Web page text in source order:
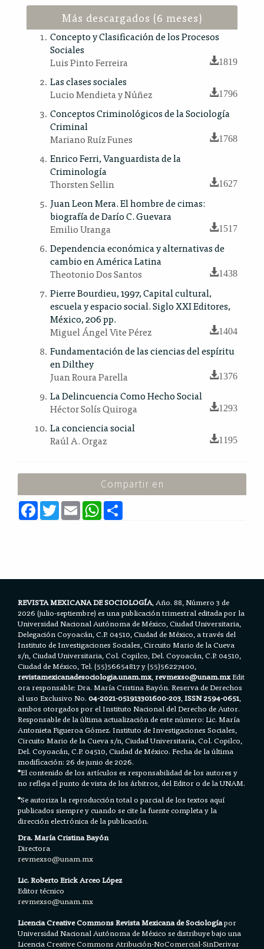
Más descargados (6 meses)
Concepto y Clasificación de los Procesos
Sociales
Luis Pinto Ferreira
1819
Las clases sociales
Lucio Mendieta y Núñez
1796
Conceptos Criminológicos de la Sociología
Criminal
Mariano Ruíz Funes
1768
Enrico Ferri, Vanguardista de la
Criminología
Thorsten Sellin
1627
Juan Leon Mera. El hombre de cimas:
biografía de Darío C. Guevara
Emilio Uranga
1517
Dependencia económica y alternativas de
cambio en América Latina
Theotonio Dos Santos
1438
Pierre Bourdieu, 1997, Capital cultural,
escuela y espacio social. Siglo XXI Editores,
México, 206 pp.
Miguel Ángel Vite Pérez
1404
Fundamentación de las ciencias del espíritu
en Dilthey
Juan Roura Parella
1376
La Delincuencia Como Hecho Social
Héctor Solís Quiroga
1293
La conciencia social
Raúl A. Orgaz
1195
Compartir en
F
a
c
T
w
E
m
a
W
h
a
REVISTA MEXICANA DE SOCIOLOGÍA, Año. 88, Número 3 de
2026 (julio-septiembre) es una publicación trimestral editada por la
Universidad Nacional Autónoma de México, Ciudad Universitaria,
Delegación Coyoacán, C.P. 04510, Ciudad de México, a través del
Instituto de Investigaciones Sociales, Circuito Mario de la Cueva
s/n, Ciudad Universitaria, Col. Copilco, Del. Coyoacán, C.P. 04510,
Ciudad de México, Tel. (55)56654817 y (55)56227400,
revistamexicanadesociologia.unam.mx,revmexso@unam.mxEdit
ora responsable: Dra. María Cristina Bayón. Reserva de Derechos
al uso Exclusivo No.04-2021-051913301600-203,ISSN 2594-0651,
ambos otorgados por el Instituto Nacional del Derecho de Autor.
Responsable de la última actualización de este número: Lic. María
Antonieta Figueroa Gómez. Instituto de Investigaciones Sociales,
Circuito Mario de la Cueva s/n, Ciudad Universitaria, Col. Copilco,
Del. Coyoacán, C.P. 04510, Ciudad de México. Fecha de la última
modificación: 26 de junio de 2026.
*El contenido de los artículos es responsabilidad de los autores y
no refleja el punto de vista de los árbitros, del Editor o de la UNAM.
*Se autoriza la reproducción total o parcial de los textos aquí
publicados siempre y cuando se cite la fuente completa y la
dirección electrónica de la publicación.
Dra. María Cristina Bayón
Directora
revmexso@unam.mx
Lic. Roberto Erick Arceo López
Editor técnico
revmexso@unam.mx
Licencia Creative Commons Revista Mexicana de Sociologíapor
Universidad Nacional Autónoma de México se distribuye bajo una
LicenciaCreative Commons Atribución-NoComercial-SinDerivar